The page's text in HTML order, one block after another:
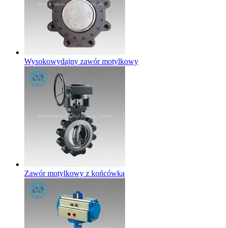
Wysokowydajny zawór motylkowy
Zawór motylkowy z końcówką